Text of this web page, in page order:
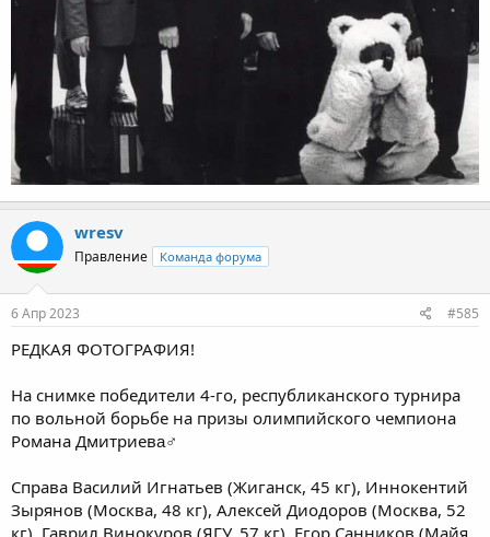
wresv
Правление Команда форума
6 Апр 2023 #585
РЕДКАЯ ФОТОГРАФИЯ!
На снимке победители 4-го, республиканского турнира
по вольной борьбе на призы олимпийского чемпиона
Романа Дмитриева‍♂
Справа Василий Игнатьев (Жиганск, 45 кг), Иннокентий
Зырянов (Москва, 48 кг), Алексей Диодоров (Москва, 52
кг), Гаврил Винокуров (ЯГУ, 57 кг), Егор Санников (Майя,